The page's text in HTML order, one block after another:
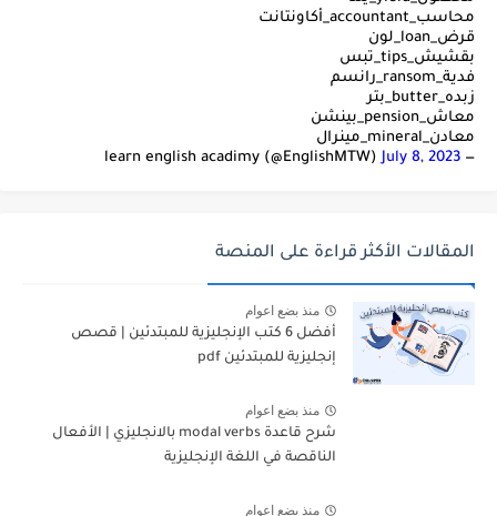
محاسب_accountant_أكاونتانت
قرض_loan_لون
بقشيش_tips_تبس
فدية_ransom_رانسم
زبده_butter_بتر
معاش_pension_بينشن
معادن_mineral_مينرال
— learn english acadimy (@EnglishMTW)
July 8, 2023
المقالات الأكثر قراءة على المنصة
منذ بضع اعوام
أفضل 6 كتب الإنجليزية للمبتدئين | قصص
إنجليزية للمبتدئين pdf
منذ بضع اعوام
شرح قاعدة modal verbs بالانجليزي | الأفعال
الناقصة في اللغة الإنجليزية
منذ بضع اعوام